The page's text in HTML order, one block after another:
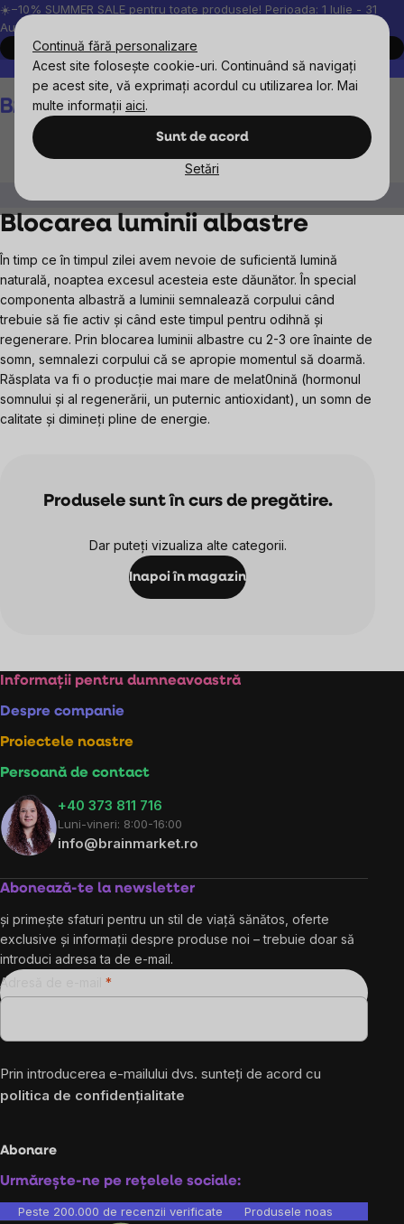
Continuă fără personalizare
Acest site folosește cookie-uri. Continuând să navigați
pe acest site, vă exprimați acordul cu utilizarea lor. Mai
multe informații aici.
Sunt de acord
Setări
Treci
la
conținut
☀️−10% SUMMER SALE pentru toate produsele! Perioada: 1 Iulie - 31
August, 2026.
Cumpără acum
Peste 200.000 de recenzii verificate
Produsele noastre sunt
Coş
de
Blocarea luminii albastre
În timp ce în timpul zilei avem nevoie de suficientă lumină
naturală, noaptea excesul acesteia este dăunător. În special
componenta albastră a luminii semnalează corpului când
trebuie să fie activ și când este timpul pentru odihnă și
regenerare. Prin blocarea luminii albastre cu 2-3 ore înainte de
somn, semnalezi corpului că se apropie momentul să doarmă.
Răsplata va fi o producție mai mare de melat0nină (hormonul
somnului și al regenerării, un puternic antioxidant), un somn de
calitate și dimineți pline de energie.
Produsele sunt în curs de pregătire.
Dar puteţi vizualiza alte categorii.
Inapoi în magazin
Subsol
Informații pentru dumneavoastră
Despre companie
Proiectele noastre
Persoană de contact
+40 373 811 716
Luni-vineri: 8:00-16:00
info@brainmarket.ro
Abonează-te la newsletter
și primește sfaturi pentru un stil de viață sănătos, oferte
exclusive și informații despre produse noi – trebuie doar să
introduci adresa ta de e-mail.
Adresă de e-mail
Prin introducerea e-mailului dvs. sunteți de acord cu
politica de confidențialitate
Abonare
Urmărește-ne pe rețelele sociale:
Peste 200.000 de recenzii verificate Produsele noastre sunt